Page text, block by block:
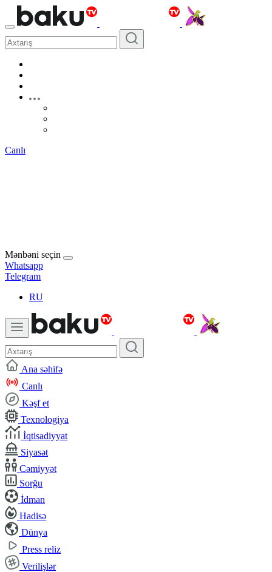
Canlı
Mənbəni seçin
Whatsapp
Telegram
RU
Ana səhifə
Canlı
Kəşf et
Texnologiya
İqtisadiyyat
Siyasət
Cəmiyyət
Sorğu
İdman
Hadisə
Dünya
Press reliz
Verilişlər